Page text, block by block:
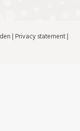
| Privacy statement|